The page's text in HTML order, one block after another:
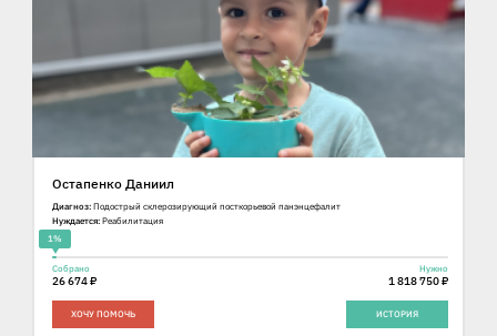
Остапенко Даниил
Диагноз: Подострый склерозирующий посткорьевой панэнцефалит
Нуждается: Реабилитация
1%
Собрано
26 674 ₽
Нужно
1 818 750 ₽
ХОЧУ ПОМОЧЬ ИСТОРИЯ